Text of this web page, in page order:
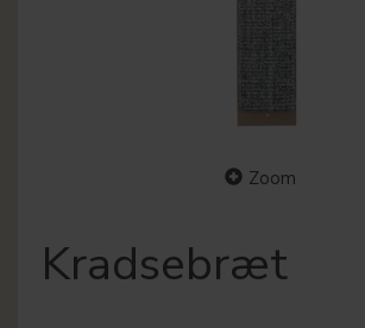
Zoom
Kradsebræt